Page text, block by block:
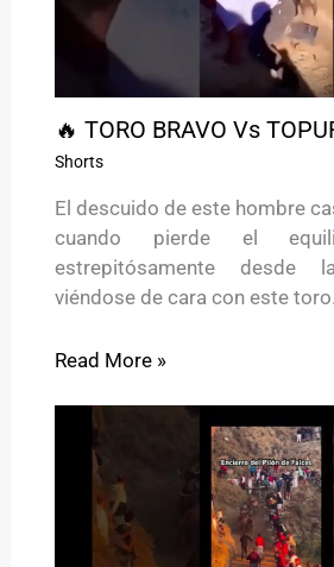
🔥 TORO BRAVO Vs
Shorts
El descuido de este hombre
cuando pierde el
estrepitósamente desde
viéndose de cara con este
Read More »